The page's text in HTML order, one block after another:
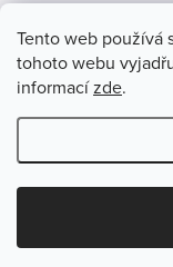
Tento web používá
tohoto webu
informacízde.
Copyright 2026